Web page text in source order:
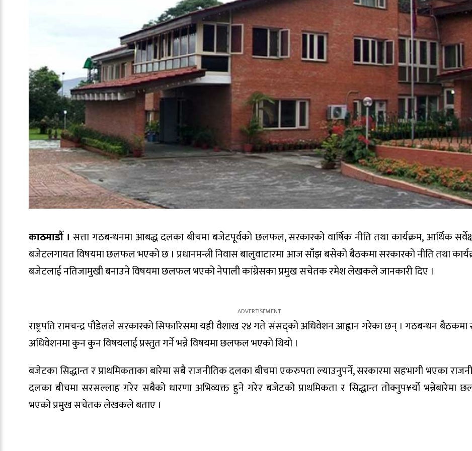
काठमाडौँ । सत्ता गठबन्धनमा आबद्ध दलका बीचमा बजेटपूर्वको छलफल, सरकारको वार्षिक नीति तथा कार्यक्रम, आर्थिक
बजेटलगायत विषयमा छलफल भएको छ । प्रधानमन्त्री निवास बालुवाटारमा आज साँझ बसेको बैठकमा सरकारको नीति तथा
बजेटलाई नतिजामुखी बनाउने विषयमा छलफल भएको नेपाली कांग्रेसका प्रमुख सचेतक रमेश लेखकले जानकारी दिए ।
राष्ट्रपति रामचन्द्र पौडेलले सरकारको सिफारिसमा यही वैशाख २४ गते संसद्को अधिवेशन आह्वान गरेका छन् । गठबन्धन
अधिवेशनमा कुन कुन विषयलाई प्रस्तुत गर्ने भन्ने विषयमा छलफल भएको थियो ।
बजेटका सिद्धान्त र प्राथमिकताका बारेमा सबै राजनीतिक दलका बीचमा एकरुपता ल्याउनुपर्ने, सरकारमा सहभागी भएका
दलका बीचमा सरसल्लाह गरेर सबैको धारणा अभिव्यक्त हुने गरेर बजेटको प्राथमिकता र सिद्धान्त तोक्नुप¥र्यो भन्नेबारेमा
भएको प्रमुख सचेतक लेखकले बताए ।